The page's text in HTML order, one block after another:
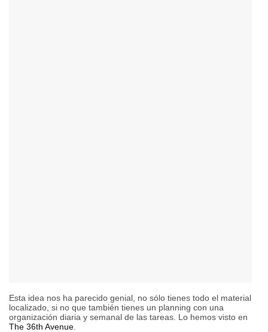
Esta idea nos ha parecido genial, no sólo tienes todo el material
localizado, si no que también tienes un planning con una
organización diaria y semanal de las tareas. Lo hemos visto en
The 36th Avenue